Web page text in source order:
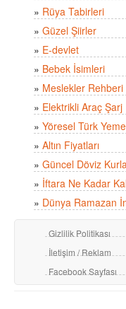
» Rüya Tabirleri
» Güzel Şiirler
» E-devlet
» Bebek İsimleri
» Meslekler Rehberi
» Elektrikli Araç Şarj
» Yöresel Türk
» Altın Fiyatları
» Güncel Döviz
» İftara Ne Kadar
» Dünya Ramazan
Gizlilik Politikası
İletişim / Reklam
Facebook Sayfası